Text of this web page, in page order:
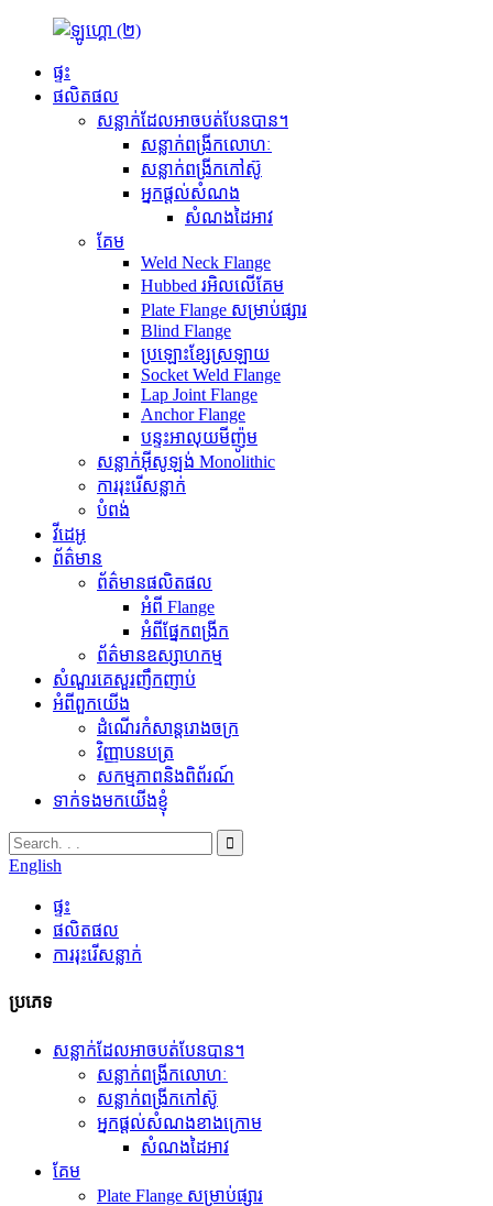
ផ្ទះ
ផលិតផល
សន្លាក់ដែលអាចបត់បែនបាន។
សន្លាក់ពង្រីកលោហៈ
សន្លាក់ពង្រីកកៅស៊ូ
អ្នកផ្តល់សំណង
សំណងដៃអាវ
គែម
Weld Neck Flange
Hubbed រអិលលើគែម
Plate Flange សម្រាប់ផ្សារ
Blind Flange
ប្រឡោះខ្សែស្រឡាយ
Socket Weld Flange
Lap Joint Flange
Anchor Flange
បន្ទះអាលុយមីញ៉ូម
សន្លាក់អ៊ីសូឡង់ Monolithic
ការរុះរើសន្លាក់
បំពង់
វីដេអូ
ព័ត៌មាន
ព័ត៌មានផលិតផល
អំពី Flange
អំពីផ្នែកពង្រីក
ព័ត៌មានឧស្សាហកម្ម
សំណួរគេសួរញឹកញាប់
អំពីពួកយើង
ដំណើរកំសាន្តរោងចក្រ
វិញ្ញាបនបត្រ
សកម្មភាពនិងពិព័រណ៍
ទាក់ទងមកយើងខ្ញុំ
English
ផ្ទះ
ផលិតផល
ការរុះរើសន្លាក់
ប្រភេទ
សន្លាក់ដែលអាចបត់បែនបាន។
សន្លាក់ពង្រីកលោហៈ
សន្លាក់ពង្រីកកៅស៊ូ
អ្នកផ្តល់សំណងខាងក្រោម
សំណងដៃអាវ
គែម
Plate Flange សម្រាប់ផ្សារ